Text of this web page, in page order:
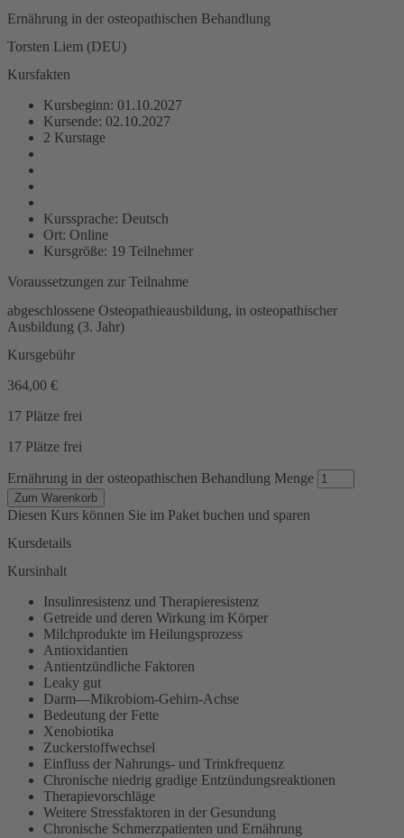
Ernährung in der osteopathischen Behandlung
Torsten Liem (DEU)
Kursfakten
Kursbeginn: 01.10.2027
Kursende: 02.10.2027
2 Kurstage
Kurssprache: Deutsch
Ort: Online
Kursgröße: 19 Teilnehmer
Voraussetzungen zur Teilnahme
abgeschlossene Osteopathieausbildung, in osteopathischer
Ausbildung (3. Jahr)
Kursgebühr
364,00 €
17 Plätze frei
17 Plätze frei
Ernährung in der osteopathischen Behandlung Menge
Zum Warenkorb
Diesen Kurs können Sie im Paket buchen und sparen
Kursdetails
Kursinhalt
Insulinresistenz und Therapieresistenz
Getreide und deren Wirkung im Körper
Milchprodukte im Heilungsprozess
Antioxidantien
Antientzündliche Faktoren
Leaky gut
Darm—Mikrobiom-Gehirn-Achse
Bedeutung der Fette
Xenobiotika
Zuckerstoffwechsel
Einfluss der Nahrungs- und Trinkfrequenz
Chronische niedrig gradige Entzündungsreaktionen
Therapievorschläge
Weitere Stressfaktoren in der Gesundung
Chronische Schmerzpatienten und Ernährung